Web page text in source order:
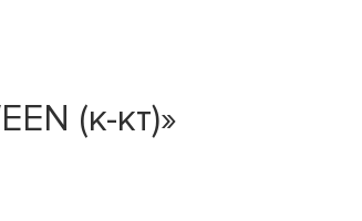
(к-кт)»